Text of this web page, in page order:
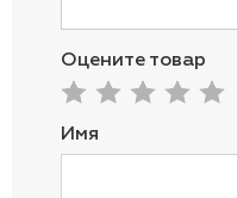
Оцените товар
Имя